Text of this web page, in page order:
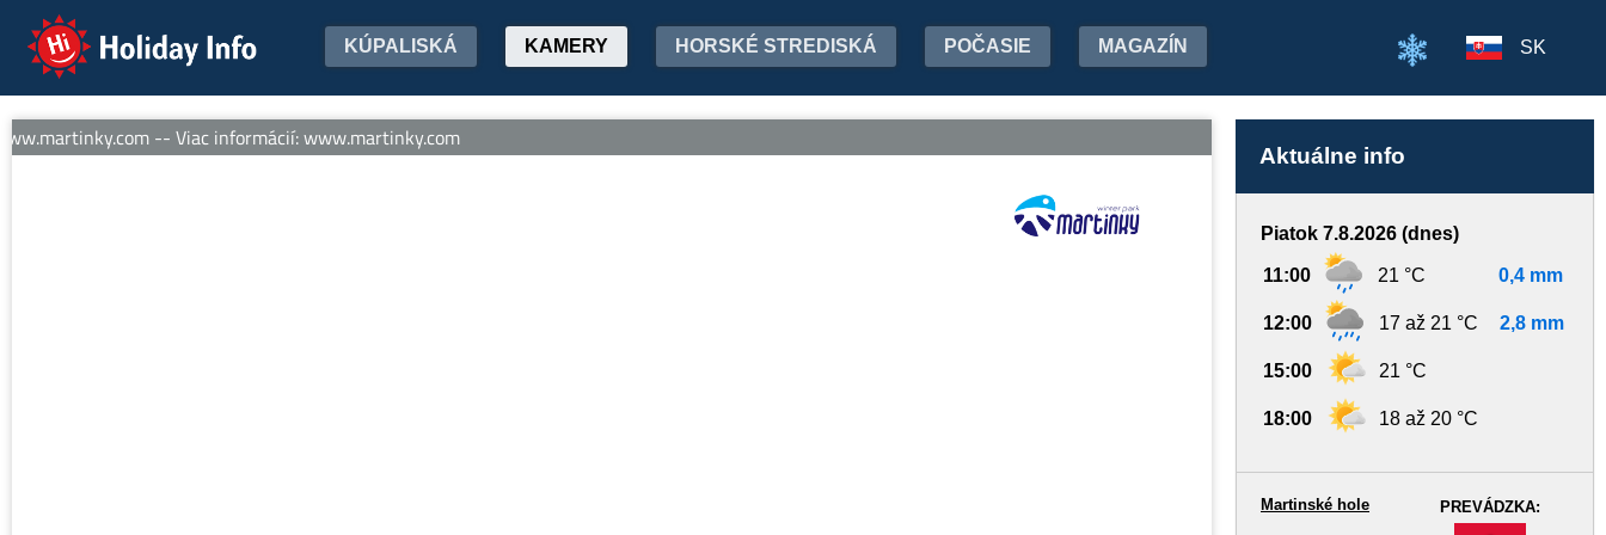
Holiday Info KÚPALISKÁ KAMERY HORSKÉ STREDISKÁ POČASIE MAGAZÍN SK
-- Viac informácií: www.martinky.com
Aktuálne info
Piatok 7.8.2026 (dnes)
11:00 21 °C 0,4 mm
12:00 17 až 21 °C 2,8 mm
15:00 21 °C
18:00 18 až 20 °C
PREVÁDZKA:
Martinské hole